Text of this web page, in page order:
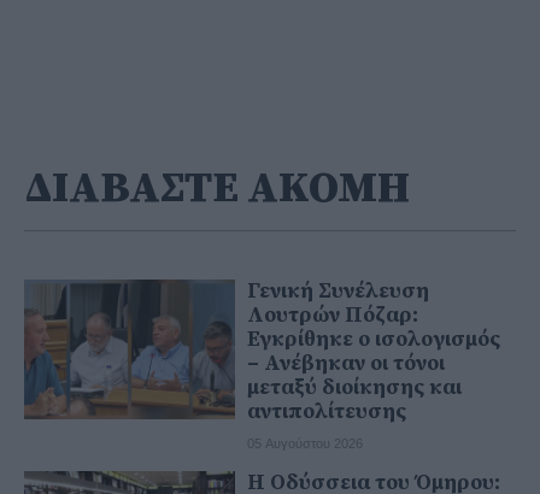
ΔΙΑΒΑΣΤΕ ΑΚΟΜΗ
Γενική Συνέλευση
Λουτρών Πόζαρ:
Εγκρίθηκε ο ισολογισμός
– Ανέβηκαν οι τόνοι
μεταξύ διοίκησης και
αντιπολίτευσης
05 Αυγούστου 2026
Η Οδύσσεια του Όμηρου: